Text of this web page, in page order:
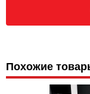
Похожие